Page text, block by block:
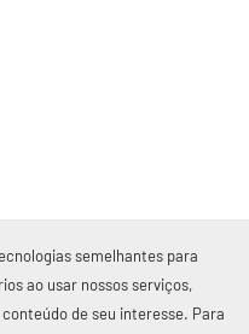
semelhantes para
ao usar nossos serviços,
de seu interesse. Para